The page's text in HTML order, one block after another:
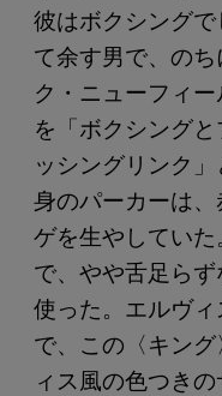
彼はボクシング
て余す男で、の
ク・ニューフィ
を「ボクシング
ッシングリンク
身のパーカーは
ゲを生やしてい
で、やや舌足ら
使った。エルヴ
で、この〈キン
ィス風の色つき